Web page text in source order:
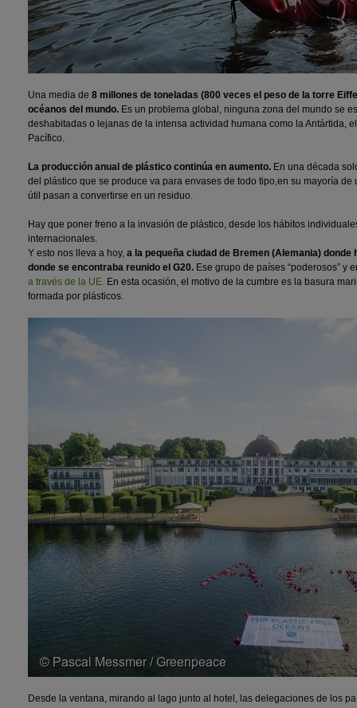
Una media de 8 millones de toneladas (800 veces el peso de la torre
océanos del mundo. Es un problema global, ninguna zona del mundo se
deshabitadas o lejanas de la intensa actividad humana como la Antártida,
Pacífico.
La producción anual de plástico continúa en aumento. En una década
del plástico que se produce va para envases de todo tipo,en su mayoría de
útil pasan a convertirse en un residuo.
Hay que poner freno a la invasión de plástico, desde los hábitos
internacionales.
Y esto nos lleva a hoy, a la pequeña ciudad de Bremen (Alemania) donde
donde se encontraba reunido el G20. Ese grupo de países “poderosos” y
a través de la UE. En esta ocasión, el motivo de la cumbre es la basura
formada por plásticos.
Desde la ventana, mirando al lago junto al hotel, las delegaciones de los